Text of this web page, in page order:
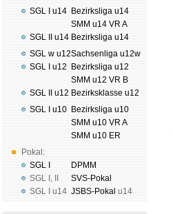
SGL I u14
SGL II u14
SGL w u12
SGL I u12
SGL II u12
SGL I u10
Pokal:
SGL I
SGL I ,
SGL I
u14
Bezirksliga u14
SMM u14 VR A
Bezirksliga u14
Sachsenliga u12w
Bezirksliga u12
SMM u12 VR B
Bezirksklasse u12
Bezirksliga u10
SMM u10 VR A
SMM u10 ER
DPMM
SVS-Pokal
JSBS-Pokal u14